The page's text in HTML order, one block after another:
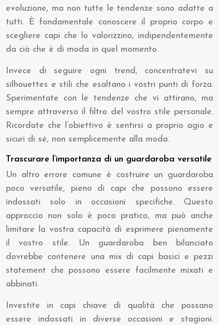
evoluzione, ma non tutte le tendenze sono adatte a
tutti. È fondamentale conoscere il proprio corpo e
scegliere capi che lo valorizzino, indipendentemente
da ciò che è di moda in quel momento.
Invece di seguire ogni trend, concentratevi su
silhouettes e stili che esaltano i vostri punti di forza.
Sperimentate con le tendenze che vi attirano, ma
sempre attraverso il filtro del vostro stile personale.
Ricordate che l’obiettivo è sentirsi a proprio agio e
sicuri di sé, non semplicemente alla moda.
Trascurare l’importanza di un guardaroba versatile
Un altro errore comune è costruire un guardaroba
poco versatile, pieno di capi che possono essere
indossati solo in occasioni specifiche. Questo
approccio non solo è poco pratico, ma può anche
limitare la vostra capacità di esprimere pienamente
il vostro stile. Un guardaroba ben bilanciato
dovrebbe contenere una mix di capi basici e pezzi
statement che possono essere facilmente mixati e
abbinati.
Investite in capi chiave di qualità che possano
essere indossati in diverse occasioni e stagioni.